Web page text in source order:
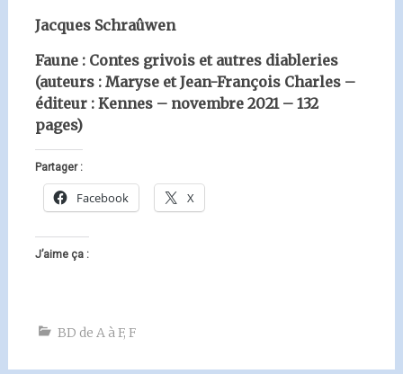
Jacques Schraûwen
Faune : Contes grivois et autres diableries
(auteurs : Maryse et Jean-François Charles –
éditeur : Kennes – novembre 2021 – 132
pages)
Partager :
Facebook X
J’aime ça :
BD de A à F, F